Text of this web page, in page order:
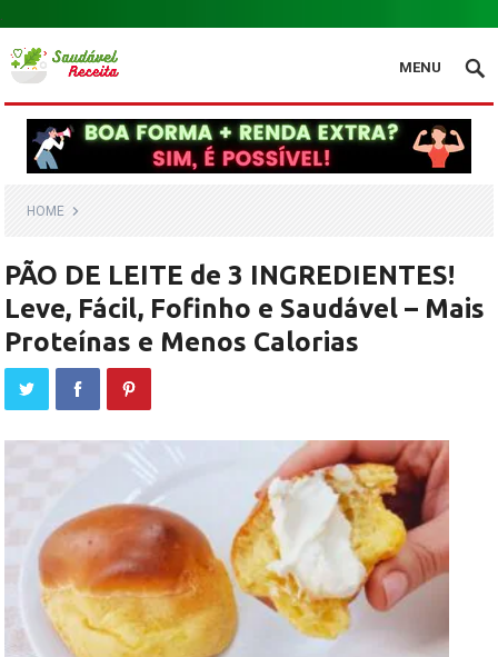
.
MENU
HOME
PÃO DE LEITE de 3 INGREDIENTES!
Leve, Fácil, Fofinho e Saudável – Mais
Proteínas e Menos Calorias